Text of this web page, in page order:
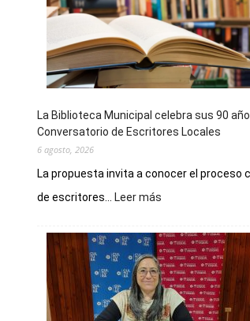
La Biblioteca Municipal celebra sus 90
Conversatorio de Escritores Locales
6 agosto, 2026
La propuesta invita a conocer el proceso
de escritores...
Leer más
Municipal
celebra
sus
90
años